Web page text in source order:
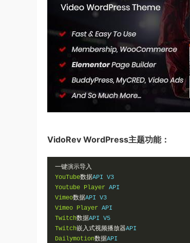
VidoRev WordPress主题功能：
一键演示导入
YouTube数据
Youtube Player
Vimeo数据
Vimeo Player
Twitch数据
Twitch嵌入式视频播放器
Dailymotion数据